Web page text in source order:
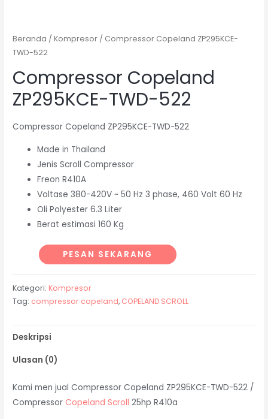
Beranda /Kompresor / Compressor Copeland ZP295KCE-
TWD-522
Compressor Copeland
ZP295KCE-TWD-522
Compressor Copeland ZP295KCE-TWD-522
Made in Thailand
Jenis Scroll Compressor
Freon R410A
Voltase 380-420V ~ 50 Hz 3 phase, 460 Volt 60 Hz
Oli Polyester 6.3 Liter
Berat estimasi 160 Kg
PESAN SEKARANG
Kategori: Kompresor
Tag: compressor copeland, COPELAND SCROLL
Deskripsi
Ulasan (0)
Kami men jual Compressor Copeland ZP295KCE-TWD-522 /
Compressor Copeland Scroll 25hp R410a